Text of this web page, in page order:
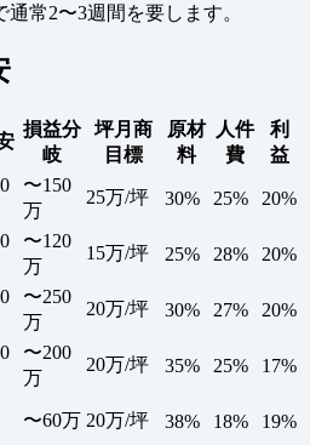
常2〜3週間を要します。
損益分
岐
坪月商
目標
原材
料
人件
費
利
益
〜150
万
25万/坪 30% 25% 20%
〜120
万
15万/坪 25% 28% 20%
〜250
万
20万/坪 30% 27% 20%
〜200
万
20万/坪 35% 25% 17%
〜60万 20万/坪 38% 18% 19%